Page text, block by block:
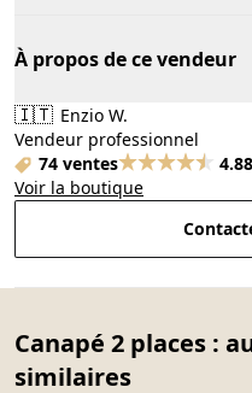
À propos de ce vendeur
🇮🇹 Enzio W.
Vendeur professionnel
74 ventes
4.88
Voir la boutique
Canapé 2 places :
similaires